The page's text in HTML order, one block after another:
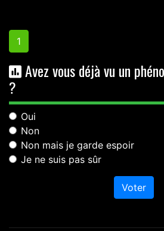
1
Avez vous déjà vu un
?
Oui
Non
Non mais je garde espoir
Je ne suis pas sûr
Voter